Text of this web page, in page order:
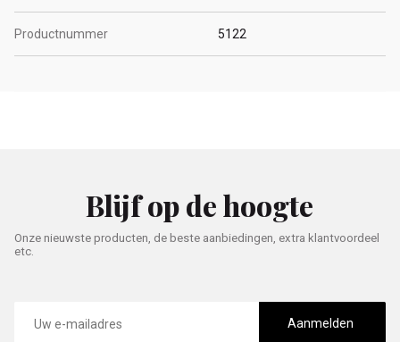
Productnummer 5122
Blijf op de hoogte
Onze nieuwste producten, de beste aanbiedingen, extra klantvoordeel
etc.
mailadres
Aanmelden